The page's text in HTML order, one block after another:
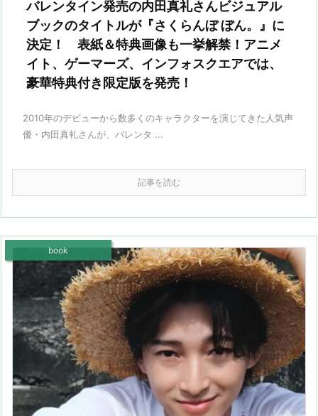
バレンタイン発売の内田真礼さんビジュアル
ブックのタイトルが『さくらんぼ ぼん。』に
決定！ 表紙＆特典画像も一挙解禁！アニメ
イト、ゲーマーズ、インフォスクエアでは、
豪華特典付き限定版を発売！
2010年のデビューから数多くのキャラクターを演じてきた人気声
優・内田真礼さんが、バレンタ ...
記事を読む
book